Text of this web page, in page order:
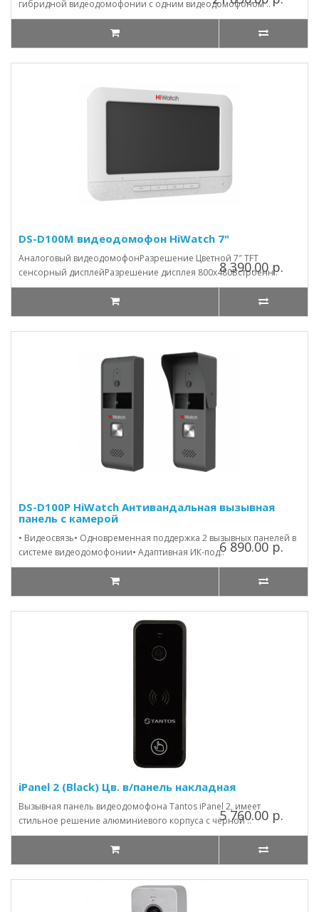
гибридной видеодомофонии с одним видеодомофоном ..
DS-D100M видеодомофон HiWatch 7"
Аналоговый видеодомофонРазрешение Цветной 7″ TFT
сенсорный дисплейРазрешение дисплея 800х480Встроенн..
8 390.00 р.
DS-D100P HiWatch Антивандальная вызывная
панель с камерой
• Видеосвязь• Одновременная поддержка 2 вызывных панелей в
системе видеодомофонии• Адаптивная ИК-под..6 890.00 р.
iPanel 2 (Black) Цв. в/панель накладная
Вызывная панель видеодомофона Tantos iPanel 2, имеет
стильное решение алюминиевого корпуса с чёрной ..5 760.00 р.